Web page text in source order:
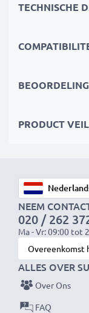
Vervang de
die je geld
TECHNISCHE
PRODUCT
NEEM
020 / 262
Ma - Vr: 09:00 tot
Overeenkomst
ALLES OVER
Over Ons
FAQ